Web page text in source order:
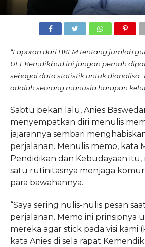
“Laporan dari BKLM tentang jumlah
ULT Kemdikbud ini jangan pernah
sebagai data statistik untuk dianalisa.
adalah seorang manusia harapan
Sabtu pekan lalu, Anies
menyempatkan diri menulis
jajarannya sembari
perjalanan. Menulis memo, kata
Pendidikan dan Kebudayaan
satu rutinitasnya menjaga
para bawahannya.
“Saya sering nulis-nulis pesan
perjalanan. Memo ini prinsipnya
mereka agar stick pada visi kami
kata Anies di sela rapat